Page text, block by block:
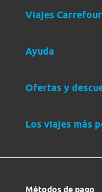
Viajes Carrefour
Ayuda
Ofertas y
Los viajes más
Métodos de pago